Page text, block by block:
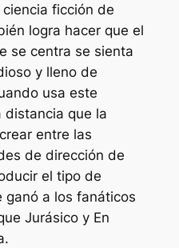
ficción de
logra hacer que el
se centra se sienta
y lleno de
usa este
distancia que la
entre las
de dirección de
el tipo de
ganó a los fanáticos
Jurásicoy En
.